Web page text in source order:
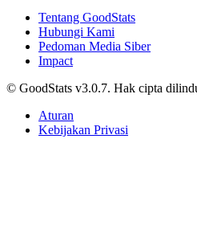
Tentang GoodStats
Hubungi Kami
Pedoman Media Siber
Impact
© GoodStats v3.0.7. Hak cipta
Aturan
Kebijakan Privasi